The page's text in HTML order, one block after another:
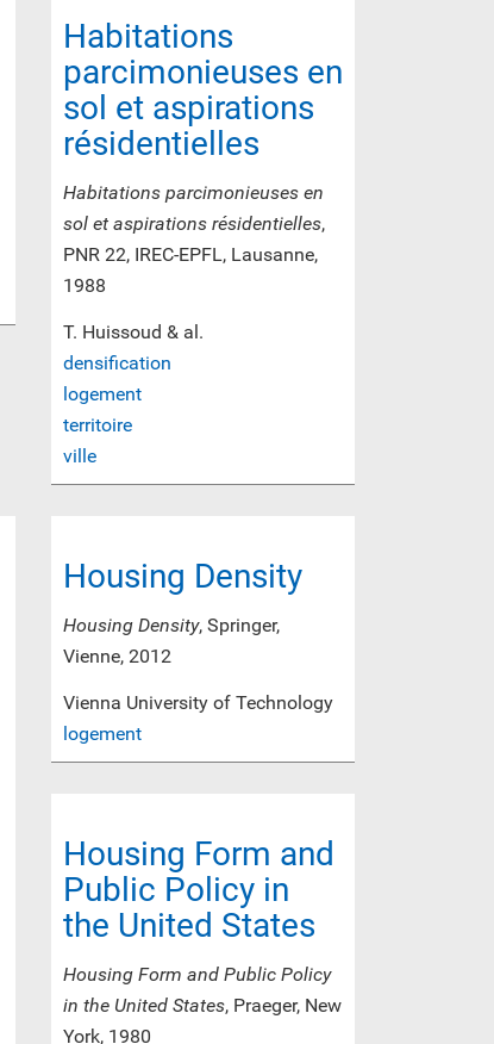
Habitations
parcimonieuses en
sol et aspirations
résidentielles
Habitations parcimonieuses en
sol et aspirations résidentielles,
PNR 22, IREC-EPFL, Lausanne,
1988
T. Huissoud & al.
densification
logement
territoire
ville
Housing Density
Housing Density, Springer,
Vienne, 2012
Vienna University of Technology
logement
Housing Form and
Public Policy in
the United States
Housing Form and Public Policy
in the United States, Praeger, New
York, 1980